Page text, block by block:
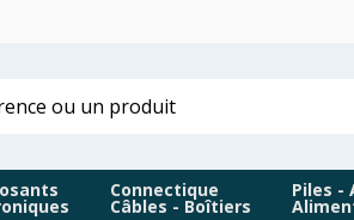
Connectique
Câbles - Boîtiers
Piles -